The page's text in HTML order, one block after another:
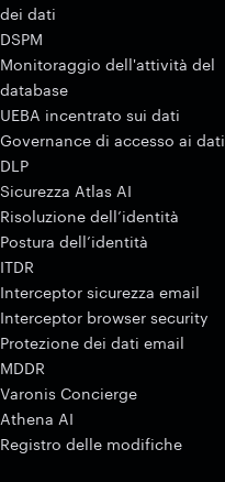
dei dati
DSPM
Monitoraggio dell'attività del
database
UEBA incentrato sui dati
Governance di accesso ai dati
DLP
Sicurezza Atlas AI
Risoluzione dell’identità
Postura dell’identità
ITDR
Interceptor sicurezza email
Interceptor browser security
Protezione dei dati email
MDDR
Varonis Concierge
Athena AI
Registro delle modifiche